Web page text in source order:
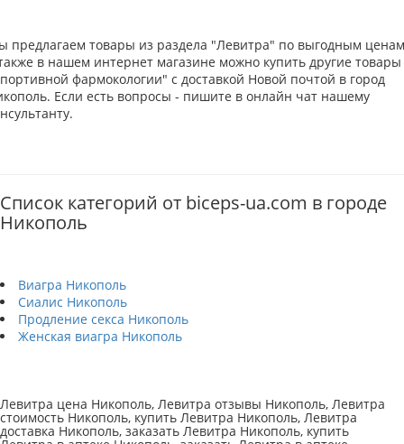
предлагаем товары из раздела "Левитра" по выгодным
в нашем интернет магазине можно купить другие товары
фармокологии" с доставкой Новой почтой в город
Если есть вопросы - пишите в онлайн чат нашему
Список категорий от biceps-ua.com в городе
Никополь
Виагра Никополь
Сиалис Никополь
Продление секса Никополь
Женская виагра Никополь
Левитра цена Никополь, Левитра отзывы Никополь, Левитра
стоимость Никополь, купить Левитра Никополь, Левитра
доставка Никополь, заказать Левитра Никополь, купить